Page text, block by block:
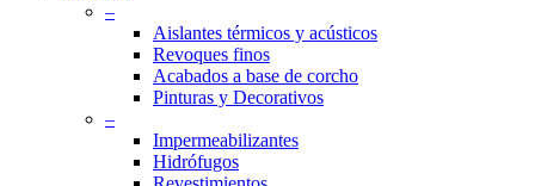
–
Aislantes térmicos y acústicos
Revoques finos
Acabados a base de corcho
Pinturas y Decorativos
–
Impermeabilizantes
Hidrófugos